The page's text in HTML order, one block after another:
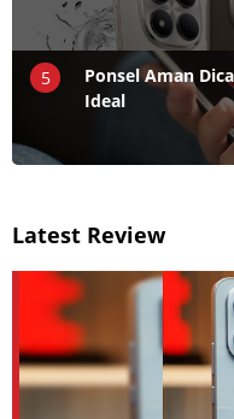
5
Ponsel Aman
Ideal
Latest Review